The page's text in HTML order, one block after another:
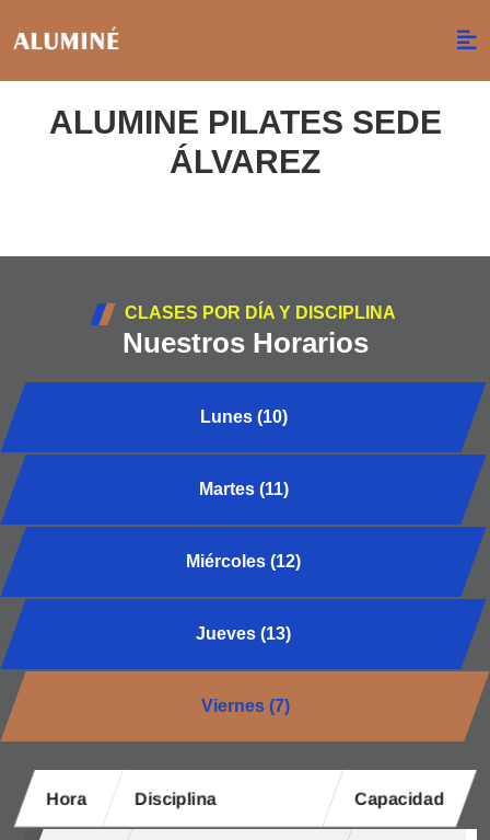
ALUMINE PILATES SEDE
ÁLVAREZ
CLASES POR DÍA Y DISCIPLINA
Nuestros Horarios
Lunes (10)
Martes (11)
Miércoles (12)
Jueves (13)
Viernes (7)
Hora Disciplina Capacidad